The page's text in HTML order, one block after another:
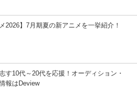
2026】7月期夏の新アニメを一挙紹介！
す10代～20代を応援！オーディション・
報はDeview